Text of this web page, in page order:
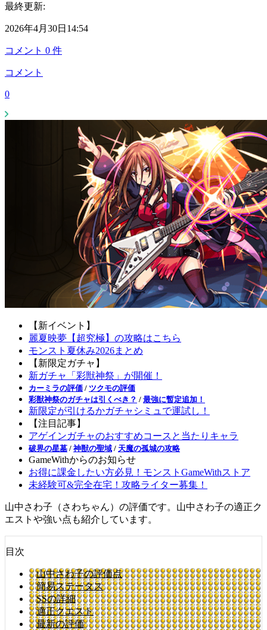
最終更新:
2026年4月30日14:54
コメント 0 件
コメント
0
【新イベント】
麗夏映夢【超究極】の攻略はこちら
モンスト夏休み2026まとめ
【新限定ガチャ】
新ガチャ「彩獣神祭」が開催！
カーミラの評価 / ツクモの評価
彩獣神祭のガチャは引くべき？ / 最強に暫定追加！
新限定が引けるかガチャシミュで運試し！
【注目記事】
アゲインガチャのおすすめコースと当たりキャラ
破界の星墓 / 神獣の聖域 / 天魔の孤城の攻略
GameWithからのお知らせ
お得に課金したい方必見！モンストGameWithストア
未経験可&完全在宅！攻略ライター募集！
山中さわ子（さわちゃん）の評価です。山中さわ子の適正ク
エストや強い点も紹介しています。
目次
山中さわ子の評価点
簡易ステータス
SSの詳細
適正クエスト
最新の評価